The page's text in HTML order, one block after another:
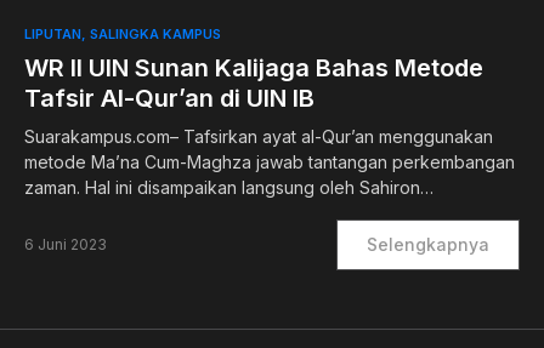
LIPUTAN SALINGKA KAMPUS
WR II UIN Sunan Kalijaga Bahas Metode
Tafsir Al-Qur’an di UIN IB
Suarakampus.com– Tafsirkan ayat al-Qur’an menggunakan
metode Ma’na Cum-Maghza jawab tantangan perkembangan
zaman. Hal ini disampaikan langsung oleh Sahiron…
6 Juni 2023 Selengkapnya